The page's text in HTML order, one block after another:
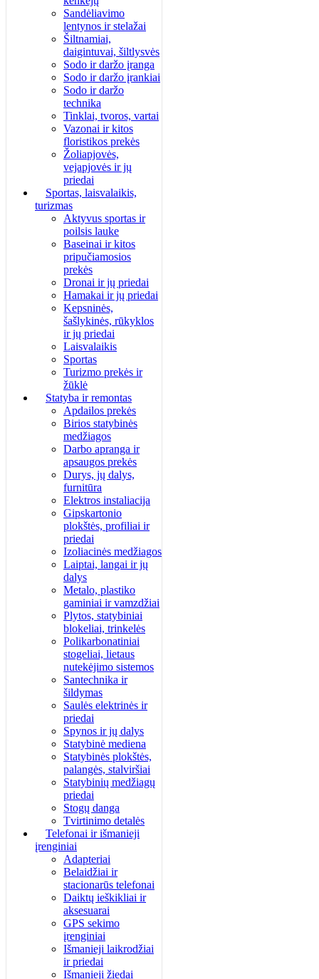
Sandėliavimo
lentynos ir stelažai
Šiltnamiai,
daigintuvai, šiltlysvės
Sodo ir daržo įranga
Sodo ir daržo įrankiai
Sodo ir daržo
technika
Tinklai, tvoros, vartai
Vazonai ir kitos
floristikos prekės
Žoliapjovės,
vejapjovės ir jų
priedai
Sportas, laisvalaikis,
turizmas
Aktyvus sportas ir
poilsis lauke
Baseinai ir kitos
pripučiamosios
prekės
Dronai ir jų priedai
Hamakai ir jų priedai
Kepsninės,
šašlykinės, rūkyklos
ir jų priedai
Laisvalaikis
Sportas
Turizmo prekės ir
žūklė
Statyba ir remontas
Apdailos prekės
Birios statybinės
medžiagos
Darbo apranga ir
apsaugos prekės
Durys, jų dalys,
furnitūra
Elektros instaliacija
Gipskartonio
plokštės, profiliai ir
priedai
Izoliacinės medžiagos
Laiptai, langai ir jų
dalys
Metalo, plastiko
gaminiai ir vamzdžiai
Plytos, statybiniai
blokeliai, trinkelės
Polikarbonatiniai
stogeliai, lietaus
nutekėjimo sistemos
Santechnika ir
šildymas
Saulės elektrinės ir
priedai
Spynos ir jų dalys
Statybinė mediena
Statybinės plokštės,
palangės, stalviršiai
Statybinių medžiagų
priedai
Stogų danga
Tvirtinimo detalės
Telefonai ir išmanieji
įrenginiai
Adapteriai
Belaidžiai ir
stacionarūs telefonai
Daiktų ieškikliai ir
aksesuarai
GPS sekimo
įrenginiai
Išmanieji laikrodžiai
ir priedai
Išmanieji žiedai